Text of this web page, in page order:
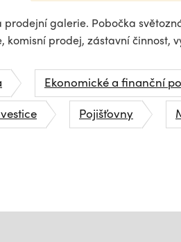
prodejní galerie. Pobočka
komisní prodej, zástavní činnost,
Ekonomické a finanční
Pojišťovny